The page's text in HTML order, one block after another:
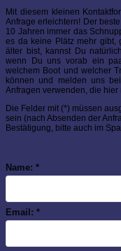
Mit diesem kleinen
Anfrage erleichtern! Der
10 Jahren immer das
es da keine Plätz mehr gibt,
älter bist, kannst Du
wenn Du uns vorab ein
welchem Boot und welcher
können und melden uns
Anfragen verwenden, die hier
Die Felder mit (*) müssen
sein (nach Absenden der
Bestätigung, bitte auch im
Name: *
Email: *